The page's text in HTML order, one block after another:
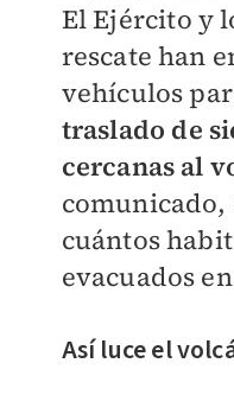
El Ejército y
rescate han
vehículos
traslado de
cercanas al
cuántos
evacuados
Así luce el